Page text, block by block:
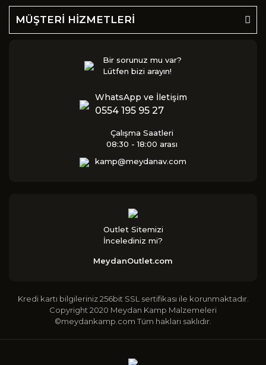
MÜŞTERİ HİZMETLERİ
Bir sorunuz mu var?
Lütfen bizi arayın!
WhatsApp ve İletişim
0554 195 95 27
Çalışma Saatleri
08:30 - 18:00 arası
kamp@meydanav.com
Outlet Sitemizi
İncelediniz mi?
MeydanOutlet.com
Kredi kartı bilgileriniz 256bit SSL sertifikası ile korunmaktadır.
Copyright 2020 Meydan Kamp Malzemeleri
©meydankamp.com Tüm hakları saklıdır.